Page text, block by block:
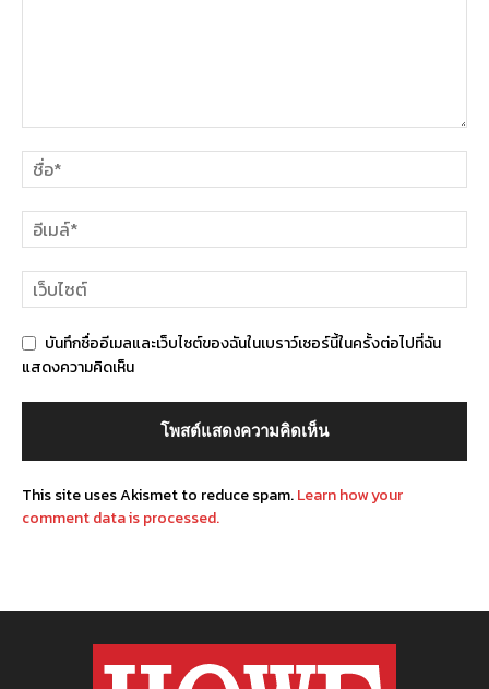
บันทึกชื่ออีเมลและเว็บไซต์ของฉันในเบราว์เซอร์นี้ในครั้งต่อไปที่ฉัน
แสดงความคิดเห็น
This site uses Akismet to reduce spam.Learn how your
comment data is processed.